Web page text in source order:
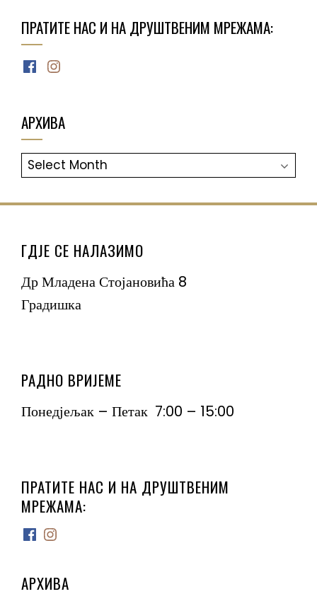
ПРАТИТЕ НАС И НА ДРУШТВЕНИМ МРЕЖАМА:
Facebook
Instagram
АРХИВА
АРХИВА
ГДЈЕ СЕ НАЛАЗИМО
Др Младена Стојановића 8
Градишка
РАДНО ВРИЈЕМЕ
Понедјељак – Петак 7:00 – 15:00
ПРАТИТЕ НАС И НА ДРУШТВЕНИМ
МРЕЖАМА:
Facebook
Instagram
АРХИВА